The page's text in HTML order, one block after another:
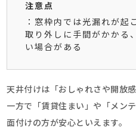
注意点
：窓枠内では光漏れが起
取り外しに手間がかかる
い場合がある
天井付けは「おしゃれさや開放
一方で「賃貸住まい」や「メン
面付けの方が安心といえます。